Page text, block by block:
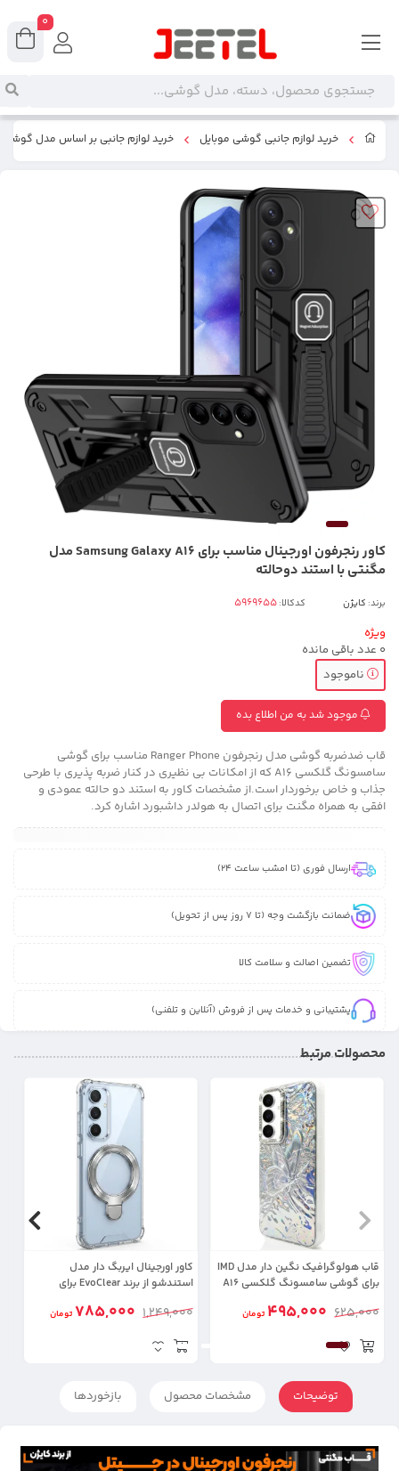
خرید لوازم جانبی گوشی موبایل خرید لوازم جانبی بر اساس مدل گوشی
کاور رنجرفون اورجینال مناسب برای Samsung Galaxy A16 مدل
مگنتی با استند دوحالته
برند: کایژن کدکالا:
ویژه
0 عدد باقی مانده
ناموجود
موجود شد به من اطلاع بده
قاب ضدضربه گوشی مدل رنجرفون Ranger Phone مناسب برای گوشی
سامسونگ گلکسی A16 که از امکانات بی نظیری در کنار ضربه پذیری با طرحی
جذاب و خاص برخوردار است.از مشخصات کاور به استند دو حالته عمودی و
افقی به همراه مگنت برای اتصال به هولدر داشبورد اشاره کرد.
ارسال فوری (تا امشب ساعت 24)
ضمانت بازگشت وجه (تا 7 روز پس از تحویل)
تضمین اصالت و سلامت کالا
پشتیبانی و خدمات پس از فروش (آنلاین و تلفنی)
محصولات مرتبط
قاب هولوگرافیک نگین دار مدل IMD
برای گوشی سامسونگ گلکسی A16
625,000
495,000 تومان
کاور اورجینال ایربگ دار مدل
استندشو از برند EvoClear برای
1,249,000
785,000 تومان
توضیحات مشخصات محصول بازخوردها
0